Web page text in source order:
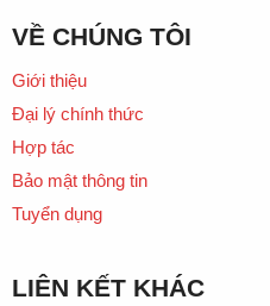
VỀ CHÚNG TÔI
Giới thiệu
Đại lý chính thức
Hợp tác
Bảo mật thông tin
Tuyển dụng
LIÊN KẾT KHÁC